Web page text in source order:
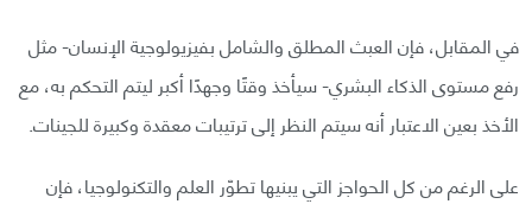
في المقابل، فإن العبث المطلق والشامل بفيزيولوجية الإنسان- مثل
رفع مستوى الذكاء البشري- سيأخذ وقتًا وجهدًا أكبر ليتم التحكم به، مع
الأخذ بعين الاعتبار أنه سيتم النظر إلى ترتيبات معقدة وكبيرة للجينات.
على الرغم من كل الحواجز التي يبنيها تطوّر العلم والتكنولوجيا، فإن